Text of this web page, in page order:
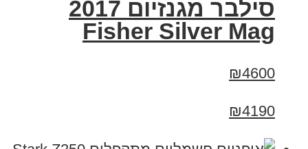
סילבר מגנזיום 2017
Fisher Silver Mag
₪4600
₪4190